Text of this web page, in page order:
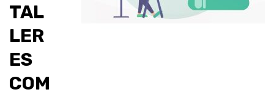
TAL
LER
ES
COM